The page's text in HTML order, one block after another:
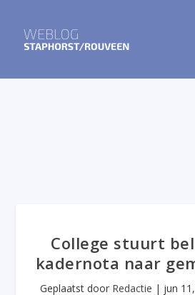
College stuurt
kadernota naar
Geplaatst door Redactie | jun